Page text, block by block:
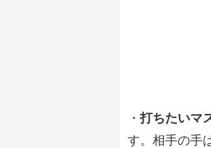
・打ちたいマ
す。相手の手